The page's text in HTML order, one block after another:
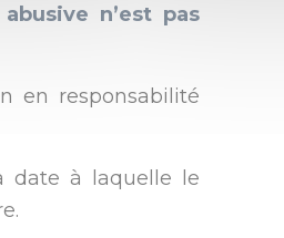
n’est pas
en responsabilité
date à laquelle le